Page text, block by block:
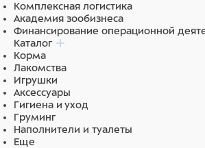
Комплексная логистика
Академия зообизнеса
Финансирование операционной
Каталог
Корма
Лакомства
Игрушки
Аксессуары
Гигиена и уход
Груминг
Наполнители и туалеты
Еще